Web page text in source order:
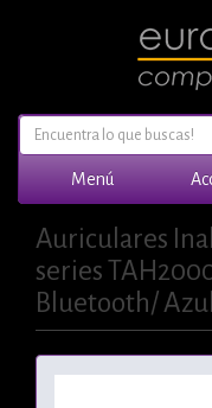
Menú
Auriculares
series
Bluetooth/